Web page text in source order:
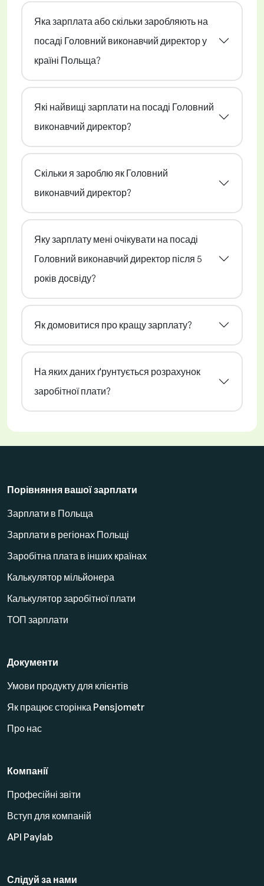
Яка зарплата або скільки заробляють на
посаді Головний виконавчий директор у
країні Польща?
Які найвищі зарплати на посаді Головний
виконавчий директор?
Скільки я зароблю як Головний
виконавчий директор?
Яку зарплату мені очікувати на посаді
Головний виконавчий директор після 5
років досвіду?
Як домовитися про кращу зарплату?
На яких даних ґрунтується розрахунок
заробітної плати?
Порівняння вашої зарплати
Зарплати в Польща
Зарплати в регіонах Польщі
Заробітна плата в інших країнах
Калькулятор мільйонера
Калькулятор заробітної плати
ТОП зарплати
Документи
Умови продукту для клієнтів
Як працює сторінка Pensjometr
Про нас
Компанії
Професійні звіти
Вступ для компаній
API Paylab
Слідуй за нами